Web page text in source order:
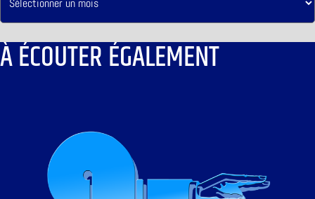
À ÉCOUTER ÉGALEMENT